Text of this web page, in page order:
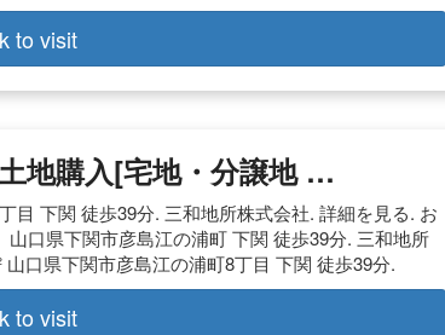
to visit
地購入[宅地・分譲地 …
目 下関 徒歩39分. 三和地所株式会社. 詳細を見る. お
口県下関市彦島江の浦町 下関 徒歩39分. 三和地所
口県下関市彦島江の浦町8丁目 下関 徒歩39分.
to visit